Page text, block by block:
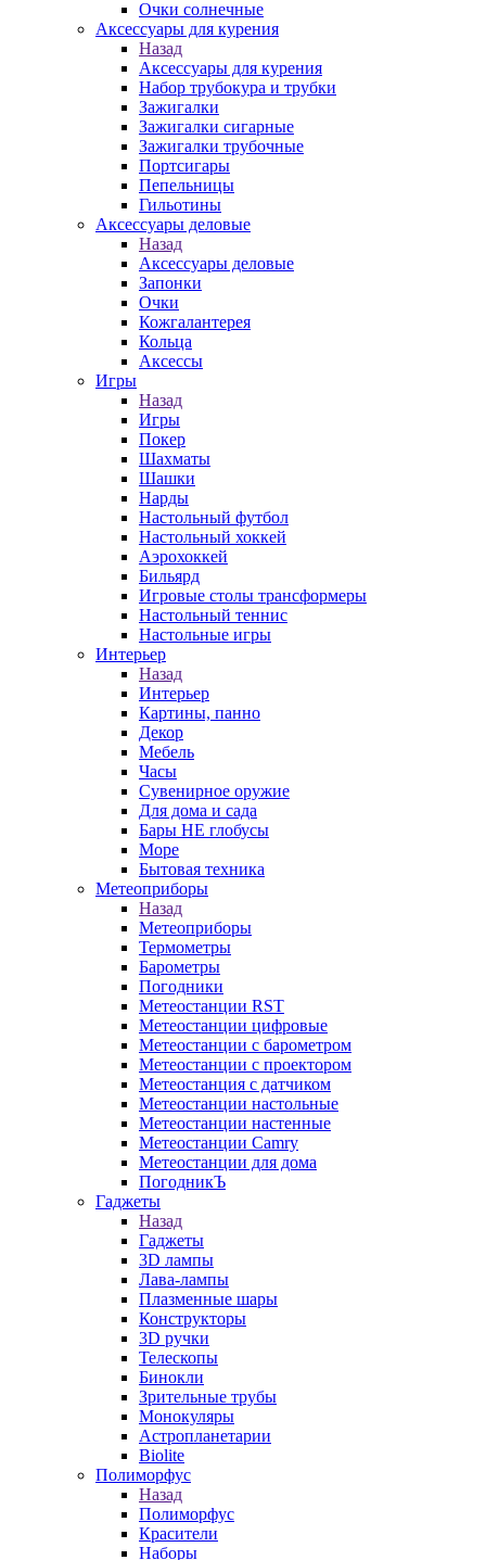
Очки солнечные
Аксессуары для курения
Назад
Аксессуары для курения
Набор трубокура и трубки
Зажигалки
Зажигалки сигарные
Зажигалки трубочные
Портсигары
Пепельницы
Гильотины
Аксессуары деловые
Назад
Аксессуары деловые
Запонки
Очки
Кожгалантерея
Кольца
Аксессы
Игры
Назад
Игры
Покер
Шахматы
Шашки
Нарды
Настольный футбол
Настольный хоккей
Аэрохоккей
Бильярд
Игровые столы трансформеры
Настольный теннис
Настольные игры
Интерьер
Назад
Интерьер
Картины, панно
Декор
Мебель
Часы
Сувенирное оружие
Для дома и сада
Бары НЕ глобусы
Море
Бытовая техника
Метеоприборы
Назад
Метеоприборы
Термометры
Барометры
Погодники
Метеостанции RST
Метеостанции цифровые
Метеостанции с барометром
Метеостанции с проектором
Метеостанция с датчиком
Метеостанции настольные
Метеостанции настенные
Метеостанции Camry
Метеостанции для дома
ПогодникЪ
Гаджеты
Назад
Гаджеты
3D лампы
Лава-лампы
Плазменные шары
Конструкторы
3D ручки
Телескопы
Бинокли
Зрительные трубы
Монокуляры
Астропланетарии
Biolite
Полиморфус
Назад
Полиморфус
Красители
Наборы